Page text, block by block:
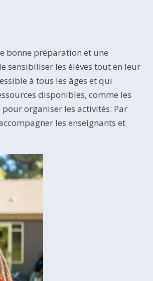
bonne préparation et une
sensibiliser les élèves tout en leur
à tous les âges et qui
disponibles, comme les
organiser les activités. Par
les enseignants et